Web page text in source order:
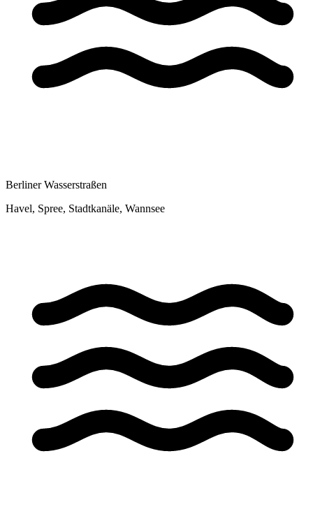
Berliner Wasserstraßen
Havel, Spree, Stadtkanäle, Wannsee